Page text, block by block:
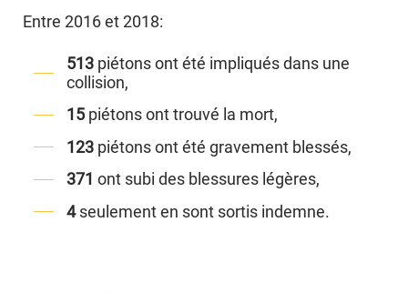
Entre 2016 et 2018:
513 piétons ont été impliqués dans une
collision,
15piétons ont trouvé la mort,
123 piétons ont été gravement blessés,
371 ont subi des blessures légères,
4seulement en sont sortis indemne.